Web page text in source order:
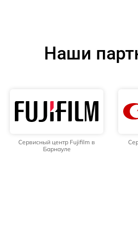
Наши
Сервисный центр Fujifilm в
Барнауле